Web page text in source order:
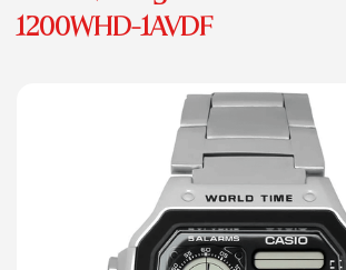
1200WHD-1AVDF